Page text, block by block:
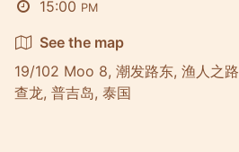
15:00 PM
See the map
19/102 Moo 8, 潮发路东, 渔人之路
查龙, 普吉岛, 泰国